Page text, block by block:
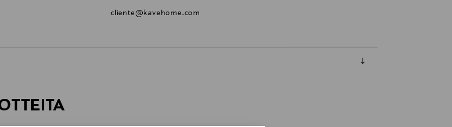
cliente@kavehome.com